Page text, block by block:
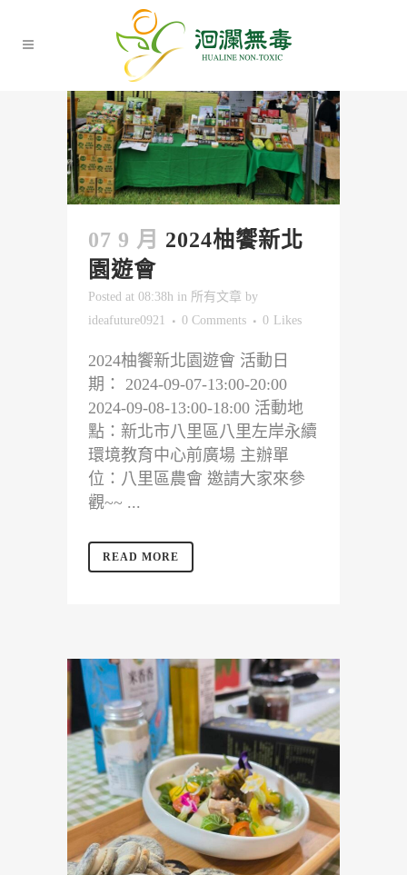
07 9 月 2024柚饗新北
園遊會
Posted at 08:38h in 所有文章 by
ideafuture0921
0 Comments 0 Likes
2024柚饗新北園遊會 活動日
期： 2024-09-07-13:00-20:00
2024-09-08-13:00-18:00 活動地
點：新北市八里區八里左岸永續
環境教育中心前廣場 主辦單
位：八里區農會 邀請大家來參
觀~~ ...
READ MORE